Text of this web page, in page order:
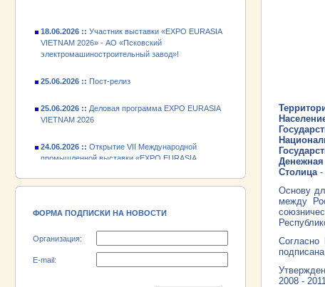
VIETNAM 2026» - АО «Псковский
электромашиностроительный завод»!
VIETNAM 2026
промышленной выставки «EXPO EURASIA
VIETNAM 2026»
ФОРМА ПОДПИСКИ НА НОВОСТИ
Организация:
E-mail:
Столица-
Основу
между
Согласно
2008 -